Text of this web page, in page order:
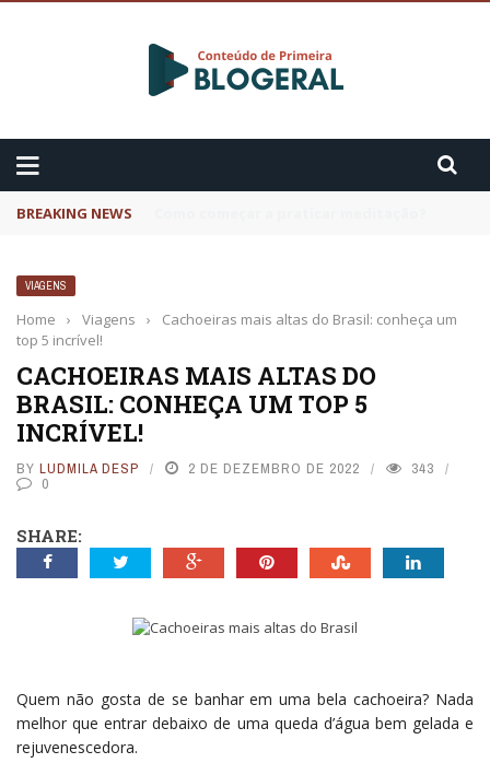
BREAKING NEWS
VIAGENS
Home › Viagens ›
Cachoeiras mais altas do Brasil: conheça um
top 5 incrível!
CACHOEIRAS MAIS ALTAS DO
BRASIL: CONHEÇA UM TOP 5
INCRÍVEL!
BY LUDMILA DESP 2 DE DEZEMBRO DE 2022
343
0
SHARE:
Quem não gosta de se banhar em uma bela cachoeira? Nada
melhor que entrar debaixo de uma queda d’água bem gelada e
rejuvenescedora.